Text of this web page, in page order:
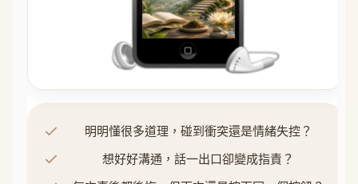
明明懂很多道理，碰到衝突還是情緒失控？
想好好溝通，話一出口卻變成指責？